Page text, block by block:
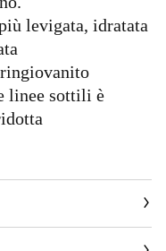
levigata, idratata
ringiovanito
linee sottili è